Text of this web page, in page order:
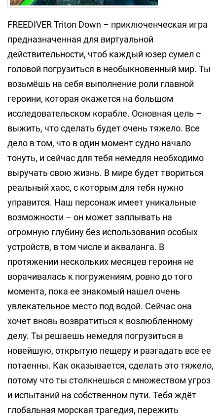
FREEDIVER Triton Down – приключенческая игра
предназначенная для виртуальной
действительности, чтоб каждый юзер сумел с
головой погрузиться в необыкновенный мир. Ты
возьмёшь на себя выполнение роли главной
героини, которая окажется на большом
исследовательском корабле. Основная цель –
выжить, что сделать будет очень тяжело. Все
дело в том, что в один момент судно начало
тонуть, и сейчас для тебя немедля необходимо
выручать свою жизнь. В мире будет твориться
реальный хаос, с которым для тебя нужно
управится. Наш персонаж имеет уникальные
возможности – он может заплывать на
огромную глубину без использования особых
устройств, в том числе и акваланга. В
протяжении нескольких месяцев героиня не
ворачивалась к погружениям, ровно до того
момента, пока ее знакомый нашел очень
увлекательное место под водой. Сейчас она
хочет вновь возвратиться к возлюбленному
делу. Ты решаешь немедля погрузиться в
новейшую, открытую пещеру и разгадать все ее
потаенны. Как оказывается, сделать это тяжело,
потому что ты столкнешься с множеством угроз
и испытаний на собственном пути. Тебя ждёт
глобальная морская трагедия, пережить